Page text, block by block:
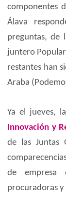
componentes
Álava
preguntas, de
juntero
restantes han
Araba
Ya el jueves, la
Innovación y
de las Juntas
de empresa
procuradoras